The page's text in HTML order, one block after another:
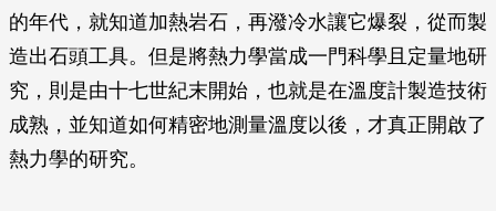
的年代，就知道加熱岩石，再潑冷水讓它爆裂，從而製
造出石頭工具。但是將熱力學當成一門科學且定量地研
究，則是由十七世紀末開始，也就是在溫度計製造技術
成熟，並知道如何精密地測量溫度以後，才真正開啟了
熱力學的研究。